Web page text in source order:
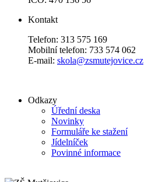
Kontakt
Telefon: 313 575 169
Mobilní telefon: 733 574 062
E-mail: skola@zsmutejovice.cz
Odkazy
Úřední deska
Novinky
Formuláře ke stažení
Jídelníček
Povinné informace